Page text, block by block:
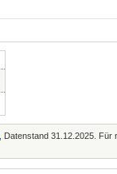
, Datenstand 31.12.2025.